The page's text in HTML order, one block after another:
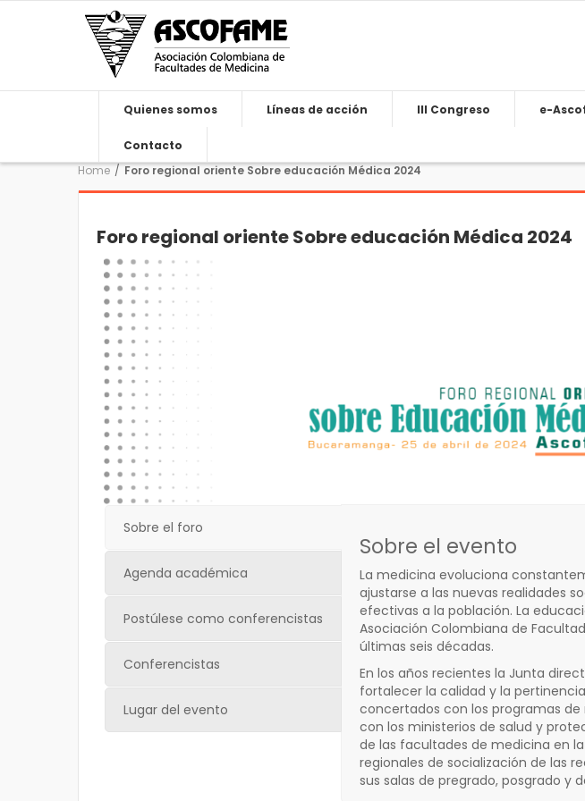
Quienes somos Líneas de acción III Congreso e-
Contacto
Home / Foro regional oriente Sobre educación Médica 2024
Foro regional oriente Sobre educación Médica 2024
Sobre el foro
Agenda académica
Postúlese como conferencistas
Conferencistas
Lugar del evento
Sobre el evento
La medicina evoluciona
ajustarse a las nuevas realidades
efectivas a la población. La
Asociación Colombiana de
últimas seis décadas.
En los años recientes la Junta
fortalecer la calidad y la
concertados con los programas
con los ministerios de salud y
de las facultades de medicina en
regionales de socialización de las
sus salas de pregrado, posgrado y